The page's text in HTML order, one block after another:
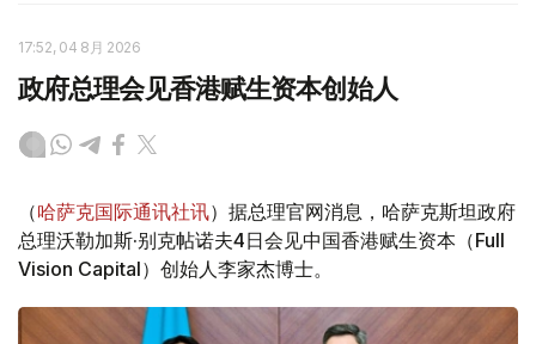
17:52, 04 8月 2026
政府总理会见香港赋生资本创始人
（哈萨克国际通讯社讯）据总理官网消息，哈萨克斯坦政府
总理沃勒加斯·别克帖诺夫4日会见中国香港赋生资本（Full
Vision Capital）创始人李家杰博士。